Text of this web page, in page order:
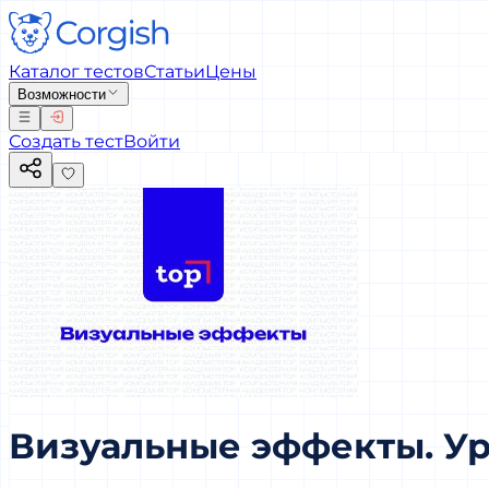
Каталог тестовСтатьиЦены
Возможности
Создать тестВойти
Визуальные эффекты.